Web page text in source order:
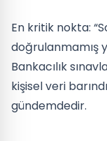
En kritik nokta:
doğrulanmamış
Bankacılık
kişisel veri
gündemdedir.